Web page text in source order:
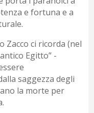
e fortuna e a
Zacco ci ricorda (nel
Egitto” -
saggezza degli
la morte per